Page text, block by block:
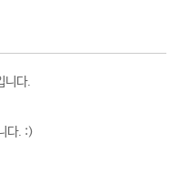
니다.
다. :)